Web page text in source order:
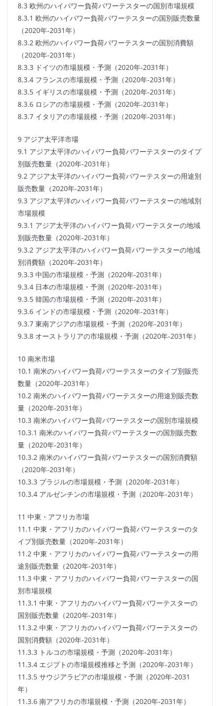
8.3 欧州のハイパワー負荷パワーテスターの国別市場規模
8.3.1 欧州のハイパワー負荷パワーテスターの国別販売数量
（2020年-2031年）
8.3.2 欧州のハイパワー負荷パワーテスターの国別消費額
（2020年-2031年）
8.3.3 ドイツの市場規模・予測（2020年-2031年）
8.3.4 フランスの市場規模・予測（2020年-2031年）
8.3.5 イギリスの市場規模・予測（2020年-2031年）
8.3.6 ロシアの市場規模・予測（2020年-2031年）
8.3.7 イタリアの市場規模・予測（2020年-2031年）
9 アジア太平洋市場
9.1 アジア太平洋のハイパワー負荷パワーテスターのタイプ
別販売数量（2020年-2031年）
9.2 アジア太平洋のハイパワー負荷パワーテスターの用途別
販売数量（2020年-2031年）
9.3 アジア太平洋のハイパワー負荷パワーテスターの地域別
市場規模
9.3.1 アジア太平洋のハイパワー負荷パワーテスターの地域
別販売数量（2020年-2031年）
9.3.2 アジア太平洋のハイパワー負荷パワーテスターの地域
別消費額（2020年-2031年）
9.3.3 中国の市場規模・予測（2020年-2031年）
9.3.4 日本の市場規模・予測（2020年-2031年）
9.3.5 韓国の市場規模・予測（2020年-2031年）
9.3.6 インドの市場規模・予測（2020年-2031年）
9.3.7 東南アジアの市場規模・予測（2020年-2031年）
9.3.8 オーストラリアの市場規模・予測（2020年-2031年）
10 南米市場
10.1 南米のハイパワー負荷パワーテスターのタイプ別販売
数量（2020年-2031年）
10.2 南米のハイパワー負荷パワーテスターの用途別販売数
量（2020年-2031年）
10.3 南米のハイパワー負荷パワーテスターの国別市場規模
10.3.1 南米のハイパワー負荷パワーテスターの国別販売数
量（2020年-2031年）
10.3.2 南米のハイパワー負荷パワーテスターの国別消費額
（2020年-2031年）
10.3.3 ブラジルの市場規模・予測（2020年-2031年）
10.3.4 アルゼンチンの市場規模・予測（2020年-2031年）
11 中東・アフリカ市場
11.1 中東・アフリカのハイパワー負荷パワーテスターのタ
イプ別販売数量（2020年-2031年）
11.2 中東・アフリカのハイパワー負荷パワーテスターの用
途別販売数量（2020年-2031年）
11.3 中東・アフリカのハイパワー負荷パワーテスターの国
別市場規模
11.3.1 中東・アフリカのハイパワー負荷パワーテスターの
国別販売数量（2020年-2031年）
11.3.2 中東・アフリカのハイパワー負荷パワーテスターの
国別消費額（2020年-2031年）
11.3.3 トルコの市場規模・予測（2020年-2031年）
11.3.4 エジプトの市場規模推移と予測（2020年-2031年）
11.3.5 サウジアラビアの市場規模・予測（2020年-2031
年）
11.3.6 南アフリカの市場規模・予測（2020年-2031年）